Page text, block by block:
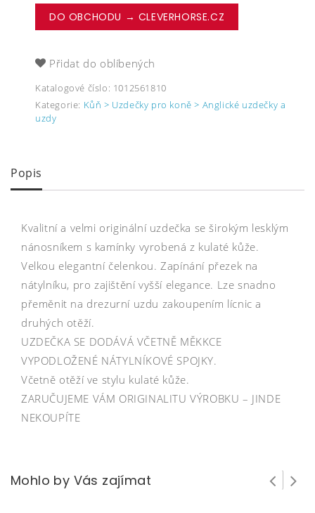
DO OBCHODU → CLEVERHORSE.CZ
Přidat do oblíbených
Katalogové číslo: 1012561810
Kategorie: Kůň > Uzdečky pro koně > Anglické uzdečky a
uzdy
Popis
Kvalitní a velmi originální uzdečka se širokým lesklým
nánosníkem s kamínky vyrobená z kulaté kůže.
Velkou elegantní čelenkou. Zapínání přezek na
nátylníku, pro zajištění vyšší elegance. Lze snadno
přeměnit na drezurní uzdu zakoupením lícnic a
druhých otěží.
UZDEČKA SE DODÁVÁ VČETNĚ MĚKKCE
VYPODLOŽENÉ NÁTYLNÍKOVÉ SPOJKY.
Včetně otěží ve stylu kulaté kůže.
ZARUČUJEME VÁM ORIGINALITU VÝROBKU – JINDE
NEKOUPÍTE
Mohlo by Vás zajímat